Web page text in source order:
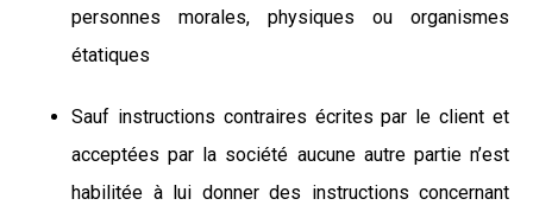
personnes morales, physiques ou organismes
étatiques
Sauf instructions contraires écrites par le client et
acceptées par la société aucune autre partie n’est
habilitée à lui donner des instructions concernant